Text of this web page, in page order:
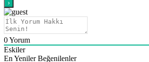
0Yorum
Eskiler
En Yeniler Beğenilenler